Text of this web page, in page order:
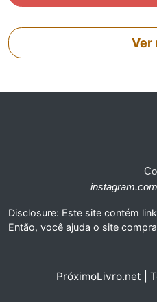
Ver
instagram.com
Disclosure: Este site contém
Então, você ajuda o site
PróximoLivro.net |